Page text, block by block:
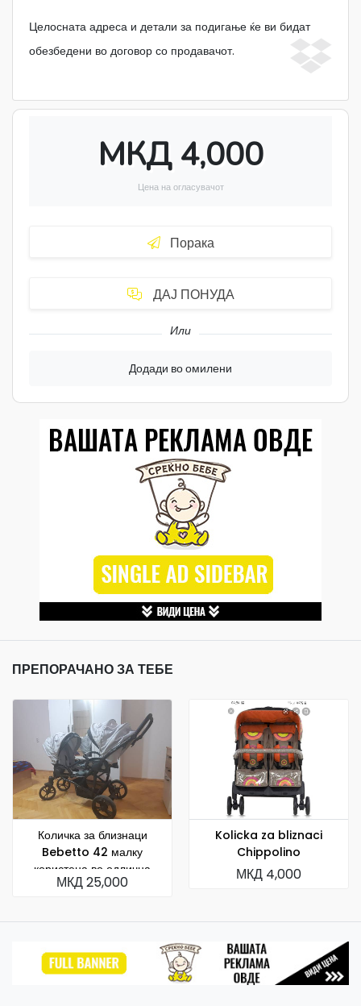
Целосната адреса и детали за подигање ќе ви бидат
обезбедени во договор со продавачот.
МКД 4,000
Цена на огласувачот
Порака
ДАЈ ПОНУДА
Или
Додади во омилени
ПРЕПОРАЧАНО ЗА ТЕБЕ
Количка за близнаци
Bebetto 42 малку
користена во одлична
состојба
МКД 25,000
Kolicka za bliznaci
Chippolino
МКД 4,000